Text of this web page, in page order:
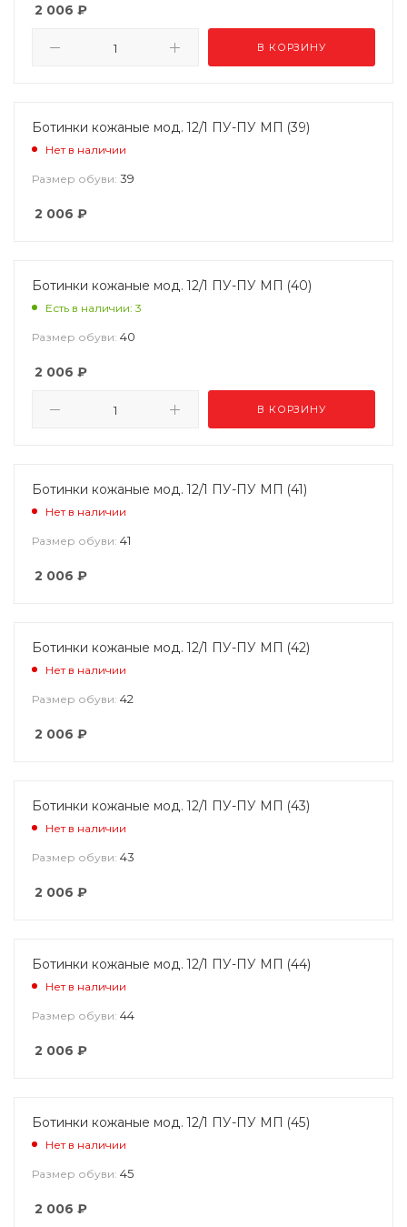
2 006 ₽
В КОРЗИНУ
Ботинки кожаные мод. 12/1 ПУ-ПУ МП (39)
Нет в наличии
Размер обуви: 39
2 006 ₽
Ботинки кожаные мод. 12/1 ПУ-ПУ МП (40)
Есть в наличии: 3
Размер обуви: 40
2 006 ₽
В КОРЗИНУ
Ботинки кожаные мод. 12/1 ПУ-ПУ МП (41)
Нет в наличии
Размер обуви: 41
2 006 ₽
Ботинки кожаные мод. 12/1 ПУ-ПУ МП (42)
Нет в наличии
Размер обуви: 42
2 006 ₽
Ботинки кожаные мод. 12/1 ПУ-ПУ МП (43)
Нет в наличии
Размер обуви: 43
2 006 ₽
Ботинки кожаные мод. 12/1 ПУ-ПУ МП (44)
Нет в наличии
Размер обуви: 44
2 006 ₽
Ботинки кожаные мод. 12/1 ПУ-ПУ МП (45)
Нет в наличии
Размер обуви: 45
2 006 ₽